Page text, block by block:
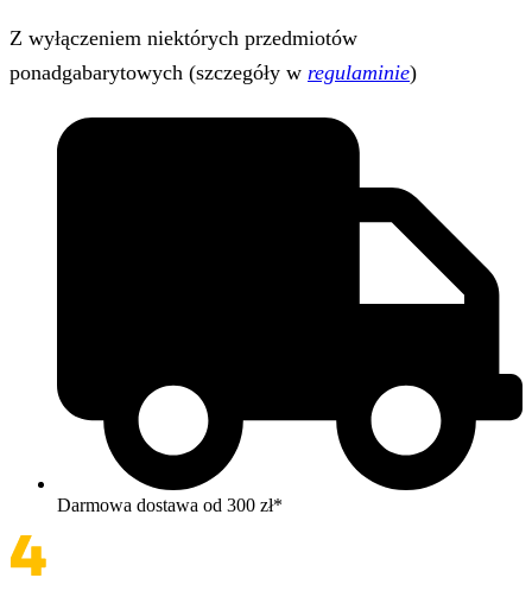
Z wyłączeniem niektórych przedmiotów
ponadgabarytowych (szczegóły w regulaminie)
Darmowa dostawa od 300 zł*